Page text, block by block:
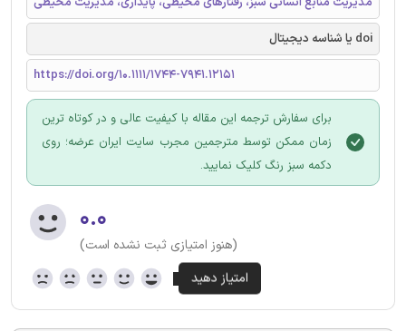
doi یا شناسه دیجیتال
https://doi.org/10.1111/1744-7941.12151
برای سفارش ترجمه این مقاله با کیفیت عالی و در کوتاه ترین
زمان ممکن توسط مترجمین مجرب سایت ایران عرضه؛ روی
دکمه سبز رنگ کلیک نمایید.
۰.۰
(هنوز امتیازی ثبت نشده است)